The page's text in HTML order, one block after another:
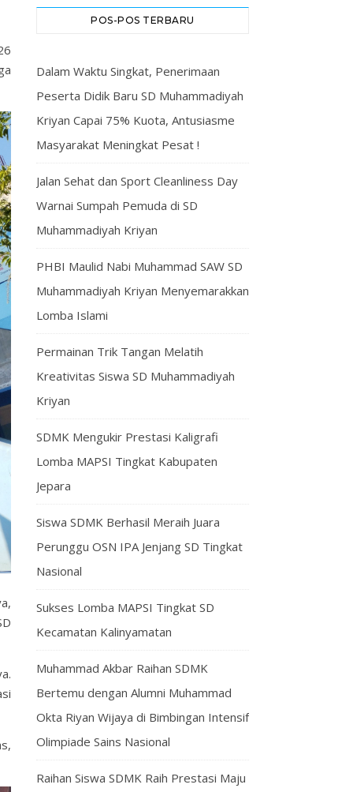
POS-POS TERBARU
Dalam Waktu Singkat, Penerimaan
Peserta Didik Baru SD Muhammadiyah
Kriyan Capai 75% Kuota, Antusiasme
Masyarakat Meningkat Pesat !
Jalan Sehat dan Sport Cleanliness Day
Warnai Sumpah Pemuda di SD
Muhammadiyah Kriyan
PHBI Maulid Nabi Muhammad SAW SD
Muhammadiyah Kriyan Menyemarakkan
Lomba Islami
Permainan Trik Tangan Melatih
Kreativitas Siswa SD Muhammadiyah
Kriyan
SDMK Mengukir Prestasi Kaligrafi
Lomba MAPSI Tingkat Kabupaten
Jepara
Siswa SDMK Berhasil Meraih Juara
Perunggu OSN IPA Jenjang SD Tingkat
Nasional
Sukses Lomba MAPSI Tingkat SD
Kecamatan Kalinyamatan
Muhammad Akbar Raihan SDMK
Bertemu dengan Alumni Muhammad
Okta Riyan Wijaya di Bimbingan Intensif
Olimpiade Sains Nasional
Raihan Siswa SDMK Raih Prestasi Maju